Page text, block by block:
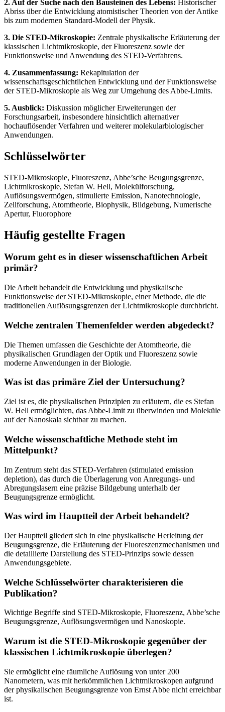
2. Auf der Suche nach den Bausteinen des Lebens: Historischer
Abriss über die Entwicklung atomistischer Theorien von der Antike
bis zum modernen Standard-Modell der Physik.
3. Die STED-Mikroskopie: Zentrale physikalische Erläuterung der
klassischen Lichtmikroskopie, der Fluoreszenz sowie der
Funktionsweise und Anwendung des STED-Verfahrens.
4. Zusammenfassung: Rekapitulation der
wissenschaftsgeschichtlichen Entwicklung und der Funktionsweise
der STED-Mikroskopie als Weg zur Umgehung des Abbe-Limits.
5. Ausblick: Diskussion möglicher Erweiterungen der
Forschungsarbeit, insbesondere hinsichtlich alternativer
hochauflösender Verfahren und weiterer molekularbiologischer
Anwendungen.
Schlüsselwörter
STED-Mikroskopie, Fluoreszenz, Abbe’sche Beugungsgrenze,
Lichtmikroskopie, Stefan W. Hell, Molekülforschung,
Auflösungsvermögen, stimulierte Emission, Nanotechnologie,
Zellforschung, Atomtheorie, Biophysik, Bildgebung, Numerische
Apertur, Fluorophore
Häufig gestellte Fragen
Worum geht es in dieser wissenschaftlichen Arbeit
primär?
Die Arbeit behandelt die Entwicklung und physikalische
Funktionsweise der STED-Mikroskopie, einer Methode, die die
traditionellen Auflösungsgrenzen der Lichtmikroskopie durchbricht.
Welche zentralen Themenfelder werden abgedeckt?
Die Themen umfassen die Geschichte der Atomtheorie, die
physikalischen Grundlagen der Optik und Fluoreszenz sowie
moderne Anwendungen in der Biologie.
Was ist das primäre Ziel der Untersuchung?
Ziel ist es, die physikalischen Prinzipien zu erläutern, die es Stefan
W. Hell ermöglichten, das Abbe-Limit zu überwinden und Moleküle
auf der Nanoskala sichtbar zu machen.
Welche wissenschaftliche Methode steht im
Mittelpunkt?
Im Zentrum steht das STED-Verfahren (stimulated emission
depletion), das durch die Überlagerung von Anregungs- und
Abregungslasern eine präzise Bildgebung unterhalb der
Beugungsgrenze ermöglicht.
Was wird im Hauptteil der Arbeit behandelt?
Der Hauptteil gliedert sich in eine physikalische Herleitung der
Beugungsgrenze, die Erläuterung der Fluoreszenzmechanismen und
die detaillierte Darstellung des STED-Prinzips sowie dessen
Anwendungsgebiete.
Welche Schlüsselwörter charakterisieren die
Publikation?
Wichtige Begriffe sind STED-Mikroskopie, Fluoreszenz, Abbe’sche
Beugungsgrenze, Auflösungsvermögen und Nanoskopie.
Warum ist die STED-Mikroskopie gegenüber der
klassischen Lichtmikroskopie überlegen?
Sie ermöglicht eine räumliche Auflösung von unter 200
Nanometern, was mit herkömmlichen Lichtmikroskopen aufgrund
der physikalischen Beugungsgrenze von Ernst Abbe nicht erreichbar
ist.